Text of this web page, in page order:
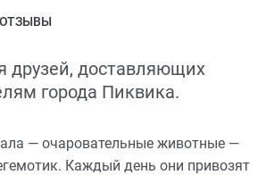
ОТЗЫВЫ
друзей, доставляющих
города Пиквика.
— очаровательные животные —
Каждый день они привозят